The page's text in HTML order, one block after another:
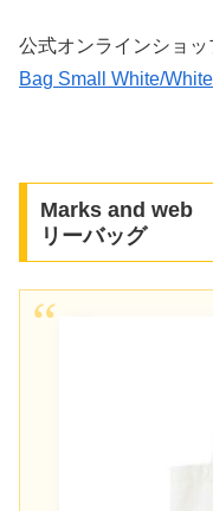
公式オンラインショッ
Bag Small White/White
Marks and web
リーバッグ